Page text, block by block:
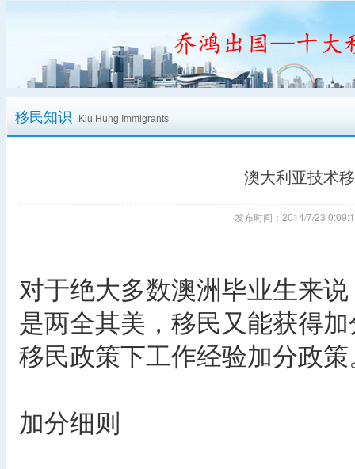
移民知识 Kiu Hung Immigrants
澳大利亚技术
发布时间：2014/7/23
对于绝大多数澳洲毕业生来
是两全其美，移民又能获得
移民政策下工作经验加分政
加分细则